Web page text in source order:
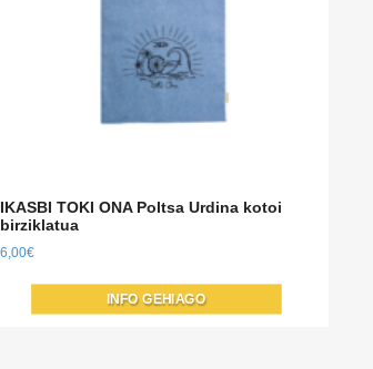
IKASBI TOKI ONA Poltsa Urdina kotoi
birziklatua
6,00€
INFO GEHIAGO